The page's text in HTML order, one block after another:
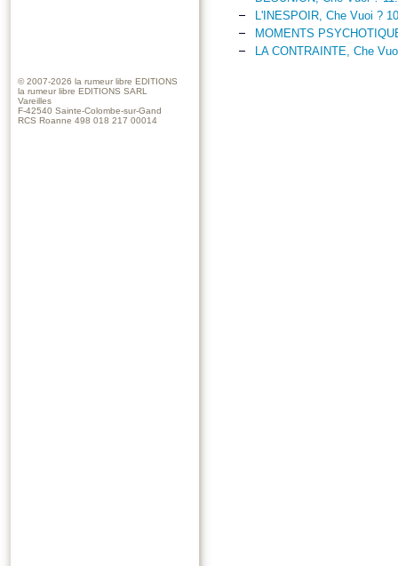
L'INESPOIR, Che Vuoi ?
MOMENTS
LA CONTRAINTE, Che
© 2007-2026 la rumeur libre EDITIONS
la rumeur libre EDITIONS SARL
Vareilles
F-42540 Sainte-Colombe-sur-Gand
RCS Roanne 498 018 217 00014